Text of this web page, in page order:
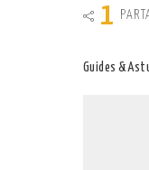
1
Guides &